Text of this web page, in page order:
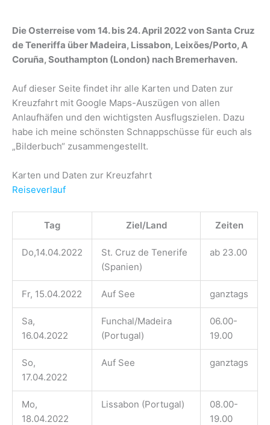
Die Osterreise vom 14. bis 24. April 2022 von Santa Cruz
de Teneriffa über Madeira, Lissabon, Leixões/Porto, A
Coruña,Southampton (London) nach Bremerhaven.
Auf dieser Seite findet ihr alle Karten und Daten zur
Kreuzfahrt mit Google Maps-Auszügen von allen
Anlaufhäfen und den wichtigsten Ausflugszielen. Dazu
habe ich meine schönsten Schnappschüsse für euch als
„Bilderbuch“ zusammengestellt.
Karten und Daten zur Kreuzfahrt
Reiseverlauf
Tag Ziel/Land Zeiten
Do,14.04.2022
St. Cruz de Tenerife
(Spanien)
ab 23.00
Fr, 15.04.2022 Auf See ganztags
Sa,
16.04.2022
Funchal/Madeira
(Portugal)
06.00-
19.00
So,
17.04.2022
Auf See ganztags
Mo,
18.04.2022
Lissabon (Portugal)
08.00-
19.00